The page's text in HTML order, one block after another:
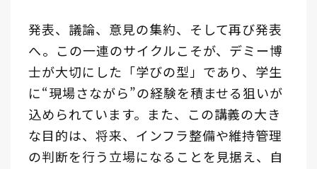
発表、議論、意見の集約、そして再び発表
へ――。この一連のサイクルこそが、デミー博
士が大切にした「学びの型」であり、学生
に“現場さながら”の経験を積ませる狙いが
込められています。また、この講義の大き
な目的は、将来、インフラ整備や維持管理
の判断を行う立場になることを見据え、自